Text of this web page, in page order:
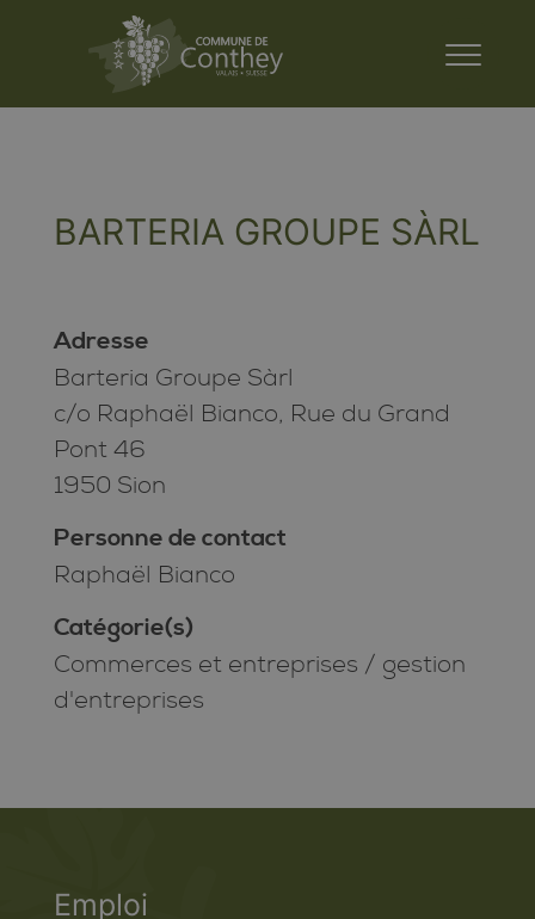
BARTERIA GROUPE SÀRL
Adresse
Barteria Groupe Sàrl
c/o Raphaël Bianco, Rue du Grand
Pont 46
1950 Sion
Personne de contact
Raphaël Bianco
Catégorie(s)
Commerces et entreprises / gestion
d'entreprises
Emploi